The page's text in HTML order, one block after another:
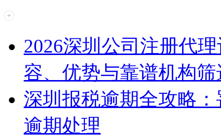
2026深圳公司注册代
容、优势与靠谱机构筛
深圳报税逾期全攻略
逾期处理